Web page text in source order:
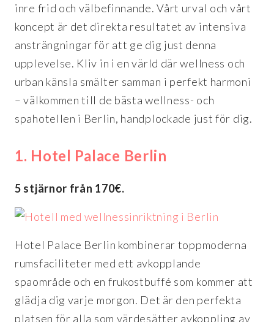
inre frid och välbefinnande. Vårt urval och vårt
koncept är det direkta resultatet av intensiva
ansträngningar för att ge dig just denna
upplevelse. Kliv in i en värld där wellness och
urban känsla smälter samman i perfekt harmoni
– välkommen till de bästa wellness- och
spahotellen i Berlin, handplockade just för dig.
1. Hotel Palace Berlin
5 stjärnor från 170€.
Hotel Palace Berlin kombinerar toppmoderna
rumsfaciliteter med ett avkopplande
spaområde och en frukostbuffé som kommer att
glädja dig varje morgon. Det är den perfekta
platsen för alla som värdesätter avkoppling av